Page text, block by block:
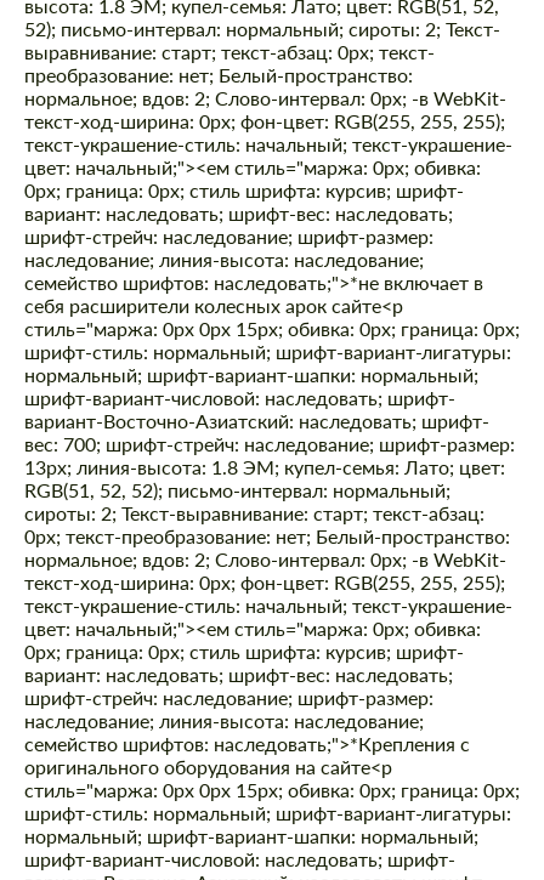
высота: 1.8 ЭМ; купел-семья: Лато; цвет: RGB(51, 52,
52); письмо-интервал: нормальный; сироты: 2; Текст-
выравнивание: старт; текст-абзац: 0px; текст-
преобразование: нет; Белый-пространство:
нормальное; вдов: 2; Слово-интервал: 0px; -в WebKit-
текст-ход-ширина: 0px; фон-цвет: RGB(255, 255, 255);
текст-украшение-стиль: начальный; текст-украшение-
цвет: начальный;"><ем стиль="маржа: 0px; обивка:
0px; граница: 0px; стиль шрифта: курсив; шрифт-
вариант: наследовать; шрифт-вес: наследовать;
шрифт-стрейч: наследование; шрифт-размер:
наследование; линия-высота: наследование;
семейство шрифтов: наследовать;">*не включает в
себя расширители колесных арок сайте<р
стиль="маржа: 0px 0px 15px; обивка: 0px; граница: 0px;
шрифт-стиль: нормальный; шрифт-вариант-лигатуры:
нормальный; шрифт-вариант-шапки: нормальный;
шрифт-вариант-числовой: наследовать; шрифт-
вариант-Восточно-Азиатский: наследовать; шрифт-
вес: 700; шрифт-стрейч: наследование; шрифт-размер:
13px; линия-высота: 1.8 ЭМ; купел-семья: Лато; цвет:
RGB(51, 52, 52); письмо-интервал: нормальный;
сироты: 2; Текст-выравнивание: старт; текст-абзац:
0px; текст-преобразование: нет; Белый-пространство:
нормальное; вдов: 2; Слово-интервал: 0px; -в WebKit-
текст-ход-ширина: 0px; фон-цвет: RGB(255, 255, 255);
текст-украшение-стиль: начальный; текст-украшение-
цвет: начальный;"><ем стиль="маржа: 0px; обивка:
0px; граница: 0px; стиль шрифта: курсив; шрифт-
вариант: наследовать; шрифт-вес: наследовать;
шрифт-стрейч: наследование; шрифт-размер:
наследование; линия-высота: наследование;
семейство шрифтов: наследовать;">*Крепления с
оригинального оборудования на сайте<р
стиль="маржа: 0px 0px 15px; обивка: 0px; граница: 0px;
шрифт-стиль: нормальный; шрифт-вариант-лигатуры:
нормальный; шрифт-вариант-шапки: нормальный;
шрифт-вариант-числовой: наследовать; шрифт-